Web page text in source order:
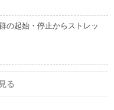
の起始・停止からストレッ
る